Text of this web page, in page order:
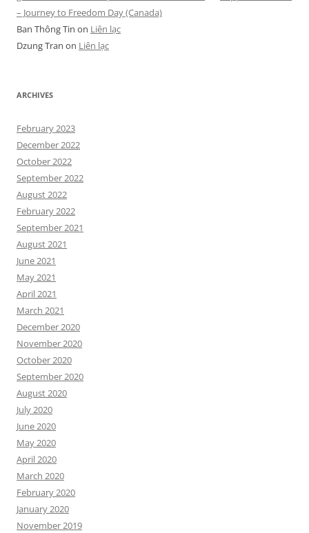
– Journey to Freedom Day (Canada)
Ban Thông Tin on Liên lạc
Dzung Tran on Liên lạc
ARCHIVES
February 2023
December 2022
October 2022
September 2022
August 2022
February 2022
September 2021
August 2021
June 2021
May 2021
April 2021
March 2021
December 2020
November 2020
October 2020
September 2020
August 2020
July 2020
June 2020
May 2020
April 2020
March 2020
February 2020
January 2020
November 2019